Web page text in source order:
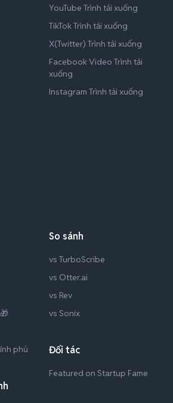
YouTube Trình tải xuống
TikTok Trình tải xuống
X(Twitter) Trình tải xuống
Facebook Video Trình tải
xuống
Instagram Trình tải xuống
phủ
So sánh
vs TurboScribe
vs Otter.ai
vs Rev
vs Sonix
Đối tác
Featured on Startup Fame